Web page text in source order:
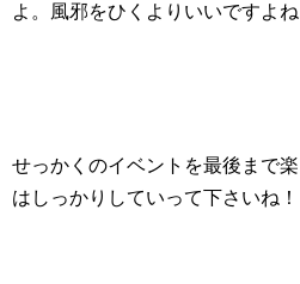
よ。風邪をひくよりいいですよね
せっかくのイベントを最後まで
はしっかりしていって下さいね！